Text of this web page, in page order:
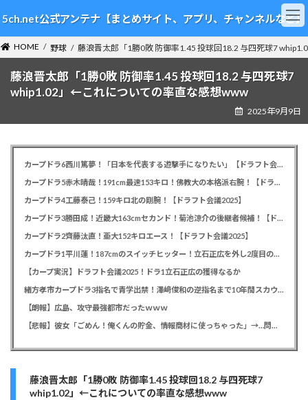
ン
テ
ン
ツ
ビ
ゲ
ー
シ
5ch.net公式アンテナ【まとめサイト、アプリ、チャンネルなど】
HOME 野球 藤浪晋太郎「1勝0敗 防御率1.45 投球回18.2 与四死球7
藤浪晋太郎「1勝0敗 防御率1.45 投球回18.2 与四死球7
whip1.02」←これについての率直な感想www
2025年9月9日
カープドラ6西川篤夢！「日本を代表する遊撃手になりたい」【ドラフト会議2025】
カープドラ5赤木晴哉！191cm最速153キロ！佛教大の本格派右腕！【ドラフト会議2025】
カープドラ4工藤泰己！159キロ北の剛腕！【ドラフト会議2025】
カープドラ3勝田成！近畿大163cmセカンド！菊池涼介の後継者候補！【ドラフト会議2025】
カープドラ2齊藤汰直！亜大152キロエース！【ドラフト会議2025】
カープドラ1平川蓮！187cmのスイッチヒッター！立石正広を外し2度目の重複も新井監督がクジを引き当てる！【ドラフト会議2025】
【カープ実況】ドラフト会議2025！ドラ1立石正広の獲得なるか
緒方孝市カープドラ3指名で青学出禁！澤﨑俊和の逆指名まで10年間スカウト出禁
【朗報】広島、攻守最強都市だったｗｗｗ
【悲報】彼女「ごめん！俺くんの貯金、情報商材に使っちゃった」→…問い詰めたらギャン泣きされたんだが俺が悪いのか？
藤浪晋太郎「1勝0敗 防御率1.45 投球回18.2 与四死球7
whip1.02」←これについての率直な感想www